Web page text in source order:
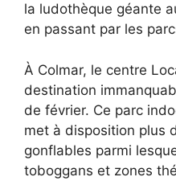
la ludothèque géante
en passant par les
À Colmar, le centre
destination
de février. Ce parc
met à disposition plus
gonflables parmi
toboggans et zones